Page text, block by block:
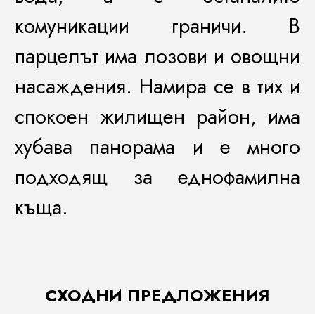
комуникации граничи. В
парцелът има лозови и овощни
насаждения. Намира се в тих и
спокоен жилищен район, има
хубава панорама и е много
подходящ за еднофамилна
къща.
СХОДНИ ПРЕДЛОЖЕНИЯ